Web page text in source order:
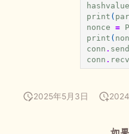
hashvalue
print (
nonce =
print (
conn .
conn .
2025年5月3日